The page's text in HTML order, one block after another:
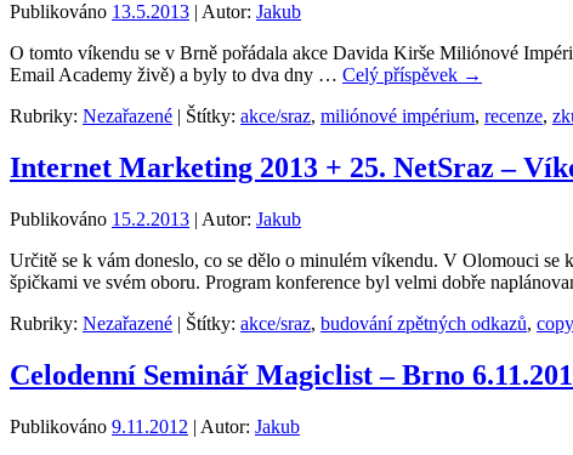
Publikováno 13.5.2013 | Autor: Jakub
O tomto víkendu se v Brně pořádala akce Davida Kirše Miliónové
Email Academy živě) a byly to dva dny … Celý příspěvek →
Rubriky: Nezařazené | Štítky: akce/sraz, miliónové impérium, recenze,
Internet Marketing 2013 + 25. NetSraz –
Publikováno 15.2.2013 | Autor: Jakub
Určitě se k vám doneslo, co se dělo o minulém víkendu. V Olomouci se
špičkami ve svém oboru. Program konference byl velmi dobře
Rubriky: Nezařazené | Štítky: akce/sraz, budování zpětných odkazů,
Celodenní Seminář Magiclist – Brno
Publikováno 9.11.2012 | Autor: Jakub